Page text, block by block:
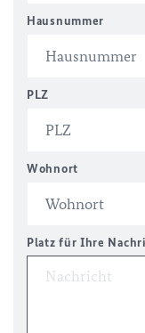
Hausnummer
PLZ
Wohnort
Platz für Ihre